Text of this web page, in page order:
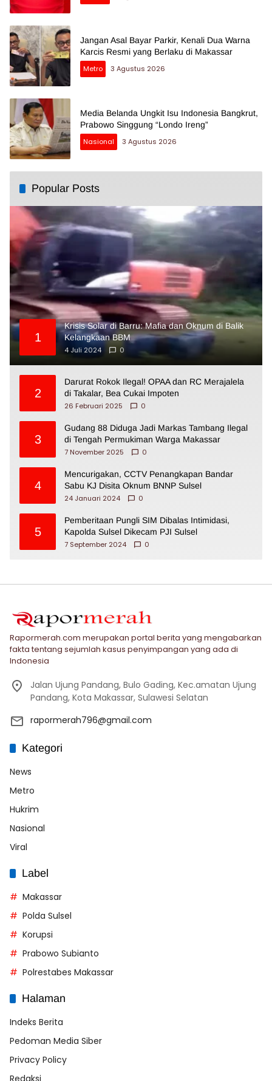
Jangan Asal Bayar Parkir, Kenali Dua Warna
Karcis Resmi yang Berlaku di Makassar
Metro
3 Agustus 2026
Media Belanda Ungkit Isu Indonesia Bangkrut,
Prabowo Singgung “Londo Ireng”
Nasional
3 Agustus 2026
Popular Posts
1
Krisis Solar di Barru: Mafia dan Oknum di Balik
Kelangkaan BBM
4 Juli 2024
0
2
Darurat Rokok Ilegal! OPAA dan RC Merajalela
di Takalar, Bea Cukai Impoten
26 Februari 2025
0
3
Gudang 88 Diduga Jadi Markas Tambang Ilegal
di Tengah Permukiman Warga Makassar
7 November 2025
0
4
Mencurigakan, CCTV Penangkapan Bandar
Sabu KJ Disita Oknum BNNP Sulsel
24 Januari 2024
0
5
Pemberitaan Pungli SIM Dibalas Intimidasi,
Kapolda Sulsel Dikecam PJI Sulsel
7 September 2024
0
Rapormerah.com merupakan portal berita yang mengabarkan
fakta tentang sejumlah kasus penyimpangan yang ada di
Indonesia
Jalan Ujung Pandang, Bulo Gading, Kec.amatan Ujung
Pandang, Kota Makassar, Sulawesi Selatan
rapormerah796@gmail.com
Kategori
News
Metro
Hukrim
Nasional
Viral
Label
Makassar
Polda Sulsel
Korupsi
Prabowo Subianto
Polrestabes Makassar
Halaman
Indeks Berita
Pedoman Media Siber
Privacy Policy
Redaksi